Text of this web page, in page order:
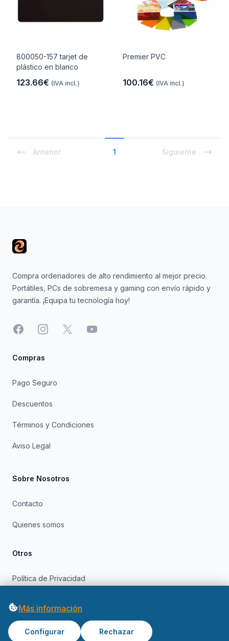
800050-157 tarjet de
plástico en blanco
123.66€ (IVA incl.)
Premier PVC
100.16€ (IVA incl.)
Anterior 1 Siguiente
Compra ordenadores de alto rendimiento al mejor precio.
Portátiles, PCs de sobremesa y gaming con envío rápido y
garantía. ¡Equipa tu tecnología hoy!
FacebookInstagram
X YouTube
Compras
Pago Seguro
Descuentos
Términos y Condiciones
Aviso Legal
Sobre Nosotros
Contacto
Quienes somos
Otros
Política de Privacidad
Más información
Configurar Rechazar